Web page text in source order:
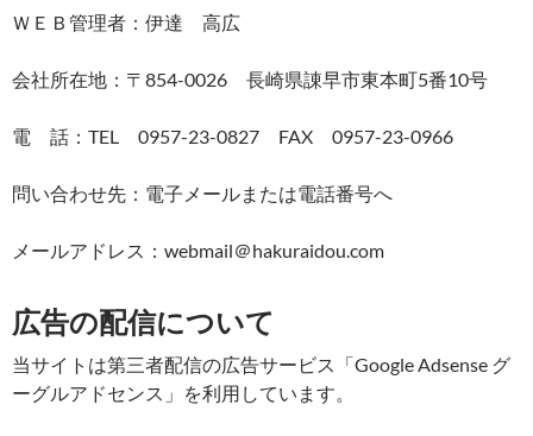
ＷＥＢ管理者：伊達 高広
会社所在地：〒854-0026 長崎県諌早市東本町5番10号
電 話：TEL 0957-23-0827 FAX 0957-23-0966
問い合わせ先：電子メールまたは電話番号へ
メールアドレス：webmail＠hakuraidou.com
広告の配信について
当サイトは第三者配信の広告サービス「Google Adsense グ
ーグルアドセンス」を利用しています。